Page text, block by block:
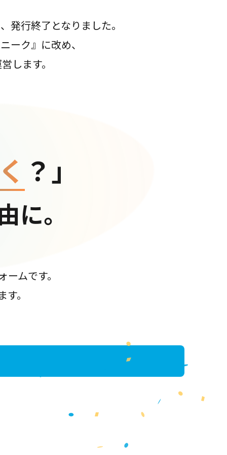
発行終了となりました。
ーク』に改め、
します。
？」
に。
ムです。
。